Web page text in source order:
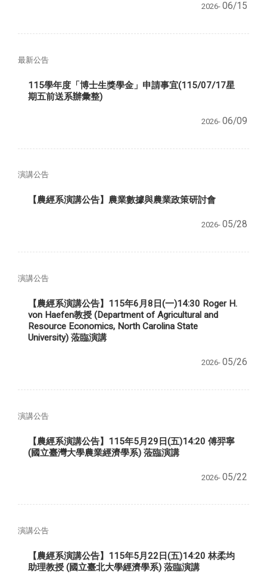
2026- 06/15
最新公告
115學年度「博士生獎學金」申請事宜(115/07/17星
期五前送系辦彙整)
2026- 06/09
演講公告
【農經系演講公告】農業數據與農業政策研討會
2026- 05/28
演講公告
【農經系演講公告】115年6月8日(一)14:30 Roger H.
von Haefen教授 (Department of Agricultural and
Resource Economics, North Carolina State
University) 蒞臨演講
2026- 05/26
演講公告
【農經系演講公告】115年5月29日(五)14:20 傅羿寧
(國立臺灣大學農業經濟學系) 蒞臨演講
2026- 05/22
演講公告
【農經系演講公告】115年5月22日(五)14:20 林柔均
助理教授 (國立臺北大學經濟學系) 蒞臨演講